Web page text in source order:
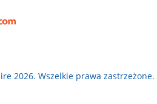
2026. Wszelkie prawa zastrzeżone.